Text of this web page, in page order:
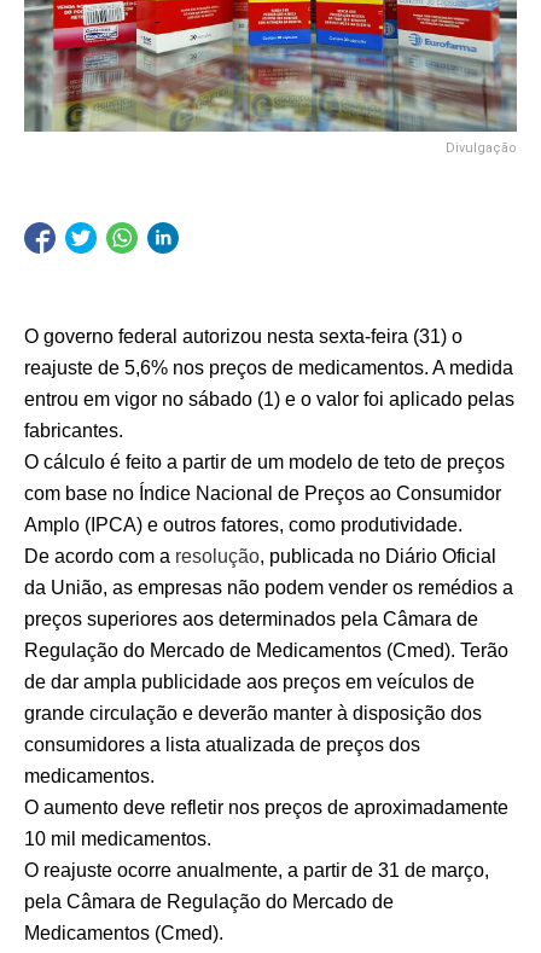
Divulgação
O governo federal autorizou nesta sexta-feira (31) o
reajuste de 5,6% nos preços de medicamentos. A medida
entrou em vigor no sábado (1) e o valor foi aplicado pelas
fabricantes.
O cálculo é feito a partir de um modelo de teto de preços
com base no Índice Nacional de Preços ao Consumidor
Amplo (IPCA) e outros fatores, como produtividade.
De acordo com a resolução, publicada no Diário Oficial
da União, as empresas não podem vender os remédios a
preços superiores aos determinados pela Câmara de
Regulação do Mercado de Medicamentos (Cmed). Terão
de dar ampla publicidade aos preços em veículos de
grande circulação e deverão manter à disposição dos
consumidores a lista atualizada de preços dos
medicamentos.
O aumento deve refletir nos preços de aproximadamente
10 mil medicamentos.
O reajuste ocorre anualmente, a partir de 31 de março,
pela Câmara de Regulação do Mercado de
Medicamentos (Cmed).